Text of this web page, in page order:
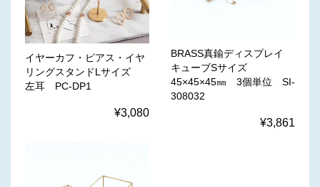
イヤーカフ・ピアス・イヤ
リングスタンドLサイズ
左耳 PC-DP1
¥3,080
BRASS真鍮ディスプレイ
キューブSサイズ
45×45×45㎜ 3個単位 SI-
308032
¥3,861